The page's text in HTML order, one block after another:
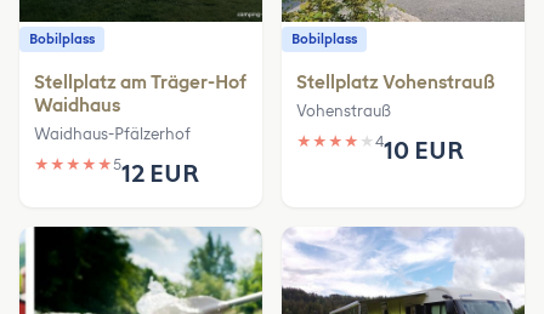
Bobilplass
Stellplatz am Träger-Hof
Waidhaus
Waidhaus-Pfälzerhof
★ ★ ★ ★ ★512 EUR
Bobilplass
Stellplatz Vohenstrauß
Vohenstrauß
★ ★ ★ ★ ★ 410 EUR